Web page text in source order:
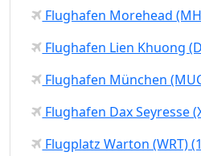
Flughafen Morehead
Flughafen Lien Khuong
Flughafen München
Flughafen Dax Seyresse
Flugplatz Warton (WRT)